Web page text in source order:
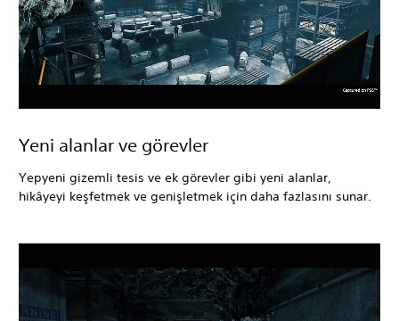
Yeni alanlar ve görevler
Yepyeni gizemli tesis ve ek görevler gibi yeni alanlar,
hikâyeyi keşfetmek ve genişletmek için daha fazlasını sunar.